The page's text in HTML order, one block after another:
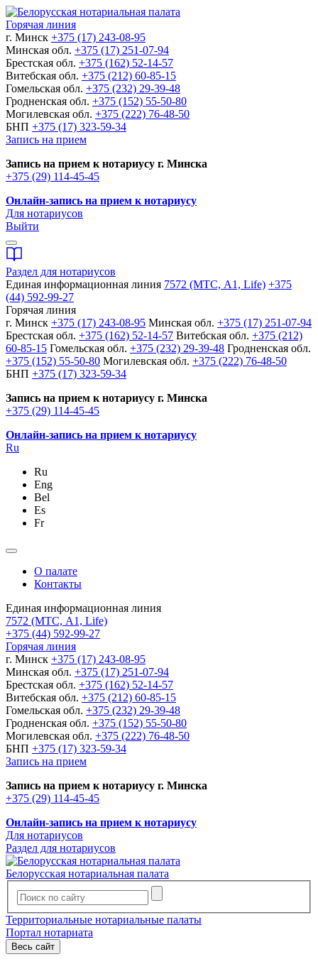
Горячая линия
г. Минск +375 (17) 243-08-95
Минская обл. +375 (17) 251-07-94
Брестская обл. +375 (162) 52-14-57
Витебская обл. +375 (212) 60-85-15
Гомельская обл. +375 (232) 29-39-48
Гродненская обл. +375 (152) 55-50-80
Могилевская обл. +375 (222) 76-48-50
БНП +375 (17) 323-59-34
Запись на прием
Запись на прием к нотариусу г. Минска
+375 (29) 114-45-45
Онлайн-запись на прием к нотариусу
Для нотариусов
Выйти
Раздел для нотариусов
Единая информационная линия 7572 (МТС, A1, Life) +375
(44) 592-99-27
Горячая линия
г. Минск +375 (17) 243-08-95 Минская обл. +375 (17) 251-07-94
Брестская обл. +375 (162) 52-14-57 Витебская обл. +375 (212)
60-85-15 Гомельская обл. +375 (232) 29-39-48 Гродненская обл.
+375 (152) 55-50-80 Могилевская обл. +375 (222) 76-48-50
БНП +375 (17) 323-59-34
Запись на прием к нотариусу г. Минска
+375 (29) 114-45-45
Онлайн-запись на прием к нотариусу
Ru
Ru
Eng
Bel
Es
Fr
О палате
Контакты
Единая информационная линия
7572 (МТС, A1, Life)
+375 (44) 592-99-27
Горячая линия
г. Минск +375 (17) 243-08-95
Минская обл. +375 (17) 251-07-94
Брестская обл. +375 (162) 52-14-57
Витебская обл. +375 (212) 60-85-15
Гомельская обл. +375 (232) 29-39-48
Гродненская обл. +375 (152) 55-50-80
Могилевская обл. +375 (222) 76-48-50
БНП +375 (17) 323-59-34
Запись на прием
Запись на прием к нотариусу г. Минска
+375 (29) 114-45-45
Онлайн-запись на прием к нотариусу
Для нотариусов
Раздел для нотариусов
Белорусская нотариальная палата
Территориальные нотариальные палаты
Портал нотариата
Весь сайт